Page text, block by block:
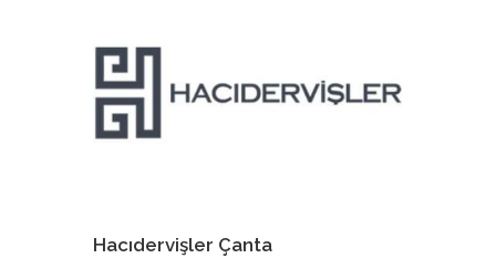
Hacıdervişler Çanta